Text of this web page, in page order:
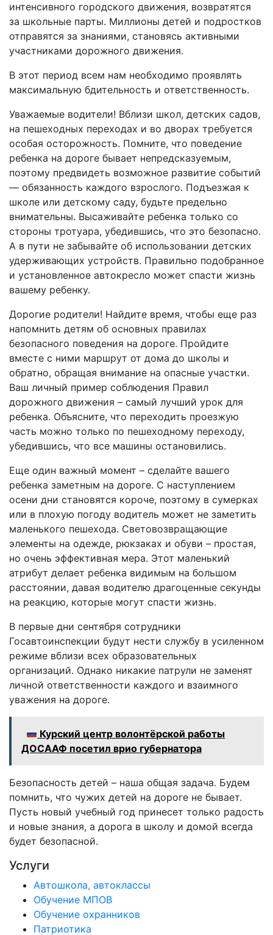
интенсивного городского движения, возвратятся
за школьные парты. Миллионы детей и подростков
отправятся за знаниями, становясь активными
участниками дорожного движения.
В этот период всем нам необходимо проявлять
максимальную бдительность и ответственность.
Уважаемые водители! Вблизи школ, детских садов,
на пешеходных переходах и во дворах требуется
особая осторожность. Помните, что поведение
ребенка на дороге бывает непредсказуемым,
поэтому предвидеть возможное развитие событий
— обязанность каждого взрослого. Подъезжая к
школе или детскому саду, будьте предельно
внимательны. Высаживайте ребенка только со
стороны тротуара, убедившись, что это безопасно.
А в пути не забывайте об использовании детских
удерживающих устройств. Правильно подобранное
и установленное автокресло может спасти жизнь
вашему ребенку.
Дорогие родители! Найдите время, чтобы еще раз
напомнить детям об основных правилах
безопасного поведения на дороге. Пройдите
вместе с ними маршрут от дома до школы и
обратно, обращая внимание на опасные участки.
Ваш личный пример соблюдения Правил
дорожного движения – самый лучший урок для
ребенка. Объясните, что переходить проезжую
часть можно только по пешеходному переходу,
убедившись, что все машины остановились.
Еще один важный момент – сделайте вашего
ребенка заметным на дороге. С наступлением
осени дни становятся короче, поэтому в сумерках
или в плохую погоду водитель может не заметить
маленького пешехода. Световозвращающие
элементы на одежде, рюкзаках и обуви – простая,
но очень эффективная мера. Этот маленький
атрибут делает ребенка видимым на большом
расстоянии, давая водителю драгоценные секунды
на реакцию, которые могут спасти жизнь.
В первые дни сентября сотрудники
Госавтоинспекции будут нести службу в усиленном
режиме вблизи всех образовательных
организаций. Однако никакие патрули не заменят
личной ответственности каждого и взаимного
уважения на дороге.
Курский центр волонтёрской работы
ДОСААФ посетил врио губернатора
Безопасность детей – наша общая задача. Будем
помнить, что чужих детей на дороге не бывает.
Пусть новый учебный год принесет только радость
и новые знания, а дорога в школу и домой всегда
будет безопасной.
Услуги
Автошкола, автоклассы
Обучение МПОВ
Обучение охранников
Патриотика